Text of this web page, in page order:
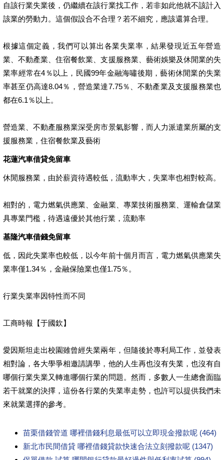
自該行業失業後，仍繼續在該行業找工作，若非如此他就不該計入
該業的勞動力。這個假設合不合理？若不細究，應該還算合理。
根據這個定義，我們可以算出各業失業率，結果發現近五年營造
業、不動產業、住宿餐飲業、支援服務業、藝術娛樂及休閒業的失
業率經常在4％以上，民國99年金融海嘯後期，藝術休閒業的失業
率甚至仍高達8.04％，營造業達7.75％、不動產業及支援服務業也
都在6.1％以上。
營造業、不動產服務業深受房市景氣影響，而人力派遣業所屬的支
援服務業，住宿餐飲業及藝術
花蓮汽車借貸免留車
休閒服務業，由於薪資待遇較低，流動率大，失業率也相對較高。
相對的，電力燃氣供應業、金融業、專業技術服務業、運輸倉儲業
具專業門檻，待遇遠優於其他行業，流動率
基隆汽車借錢免留車
低，因此失業率也較低，以今年前十個月而言，電力燃氣供應業失
業率僅1.34％，金融保險業也僅1.75％。
行業失業率因特性而不同
工商時報【于國欽】
愛因斯坦走出校園雖曾經失業兩年，但隨後於專利局工作，並發表
相對論，各大學爭相邀請講學，他的人生再也沒有失業，也沒有自
哪個行業失業又轉進哪個行業的問題。然而，多數人一生總會面臨
若干就業的決擇，這份各行業的失業率走勢，也許可以提供我們未
來就業選擇的參考。
苗栗借錢管道 哪裡借錢利息最低可以立即現金撥款呢 (464)
新北市民間借貸 哪裡借錢貸款快速合法立刻撥款呢 (1347)